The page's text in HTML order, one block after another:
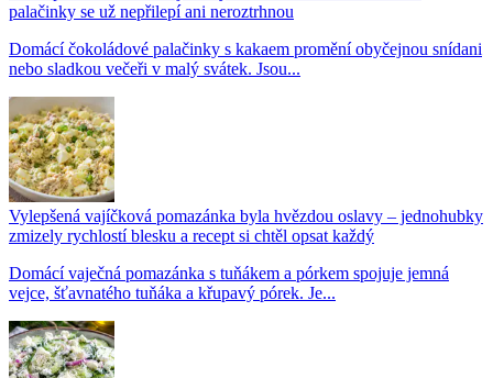
palačinky se už nepřilepí ani neroztrhnou
Domácí čokoládové palačinky s kakaem promění obyčejnou snídani
nebo sladkou večeři v malý svátek. Jsou...
Vylepšená vajíčková pomazánka byla hvězdou oslavy – jednohubky
zmizely rychlostí blesku a recept si chtěl opsat každý
Domácí vaječná pomazánka s tuňákem a pórkem spojuje jemná
vejce, šťavnatého tuňáka a křupavý pórek. Je...